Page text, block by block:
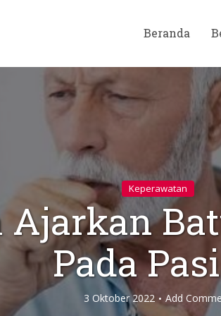
Beranda
Keperawatan
Ajarkan
Pada
3 Oktober 2022 Add